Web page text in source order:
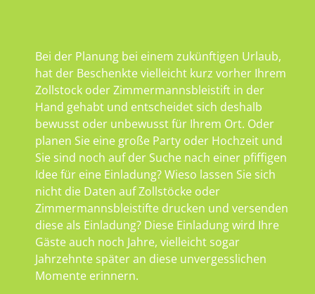
Bei der Planung bei einem zukünftigen Urlaub,
hat der Beschenkte vielleicht kurz vorher Ihrem
Zollstock oder Zimmermannsbleistift in der
Hand gehabt und entscheidet sich deshalb
bewusst oder unbewusst für Ihrem Ort. Oder
planen Sie eine große Party oder Hochzeit und
Sie sind noch auf der Suche nach einer pfiffigen
Idee für eine Einladung? Wieso lassen Sie sich
nicht die Daten auf Zollstöcke oder
Zimmermannsbleistifte drucken und versenden
diese als Einladung? Diese Einladung wird Ihre
Gäste auch noch Jahre, vielleicht sogar
Jahrzehnte später an diese unvergesslichen
Momente erinnern.